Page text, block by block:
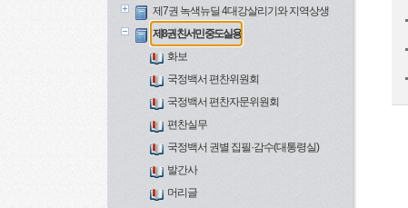
제7권 녹색뉴딜 4대강살리기와 지역상생
제8권 친서민 중도실용
화보
국정백서 편찬위원회
국정백서 편찬자문위원회
편찬실무
국정백서 권별 집필·감수(대통령실)
발간사
머리글